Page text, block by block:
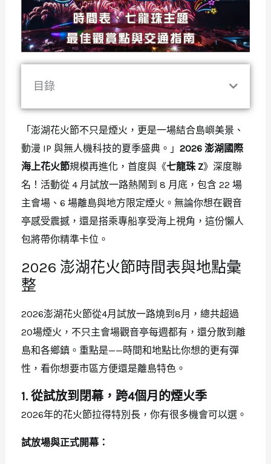
目錄
「澎湖花火節不只是煙火，更是一場結合島嶼美景、
動漫 IP 與無人機科技的夏季盛典。」 2026 澎湖國際
海上花火節規模再進化，首度與《七龍珠 Z》深度聯
名！活動從 4 月試放一路熱鬧到 8 月底，包含 22 場
主會場、6 場離島與地方限定煙火。無論你想在觀音
亭感受震撼，還是搭乘專船享受海上視角，這份懶人
包將帶你精準卡位。
2026 澎湖花火節時間表與地點彙
整
2026澎湖花火節從4月試放一路燒到8月，總共超過
20場煙火，不只主會場觀音亭每週都有，還分散到離
島和各鄉鎮。重點是——時間和地點比你想的更有彈
性，看你想要市區方便還是離島特色。
1. 從試放到閉幕，跨4個月的煙火季
2026年的花火節拉得特別長，你有很多機會可以選。
試放場與正式開幕：